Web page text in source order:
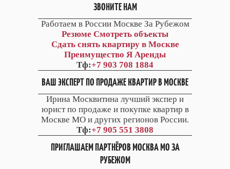
ЗВОНИТЕ НАМ
Работаем в России Москве За Рубежом
Резюме Смотреть объекты
Сдать снять квартиру в Москве
Преимущество Я Аренды
Тф:+7 903 708 1884
ВАШ ЭКСПЕРТ ПО ПРОДАЖЕ КВАРТИР В МОСКВЕ
Ирина Москвитина лучший экспер и
юрист по продаже и покупке квартир в
Москве МО и других регионов России.
Тф:+7 905 551 3808
ПРИГЛАШАЕМ ПАРТНЁРОВ МОСКВА МО ЗА
РУБЕЖОМ